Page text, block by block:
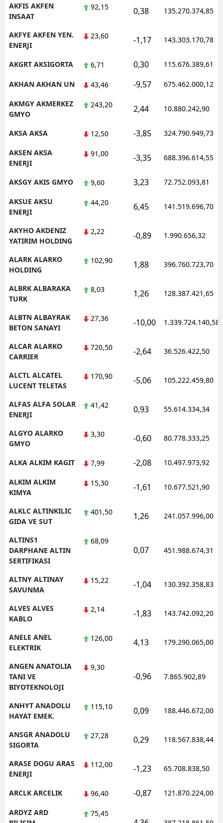
Nevşehir
Niğde
Ordu
Rize
Sinop
Sivas
Trabzon
Uşak
Zonguldak
Aksaray
Batman
Yalova
Karabük
Osmaniye
AKFIS AKFEN
INSAAT
92,15 0,38 135.270.374,85
AKFYE AKFEN YEN.
ENERJI
23,60 -1,17 143.303.170,78
AKGRT AKSIGORTA 6,71 0,30 115.676.389,61
AKHAN AKHAN UN 43,46 -9,57 675.462.000,12
AKMGY AKMERKEZ
GMYO
243,20 2,44 10.880.242,90
AKSA AKSA 12,50 -3,85 324.790.949,73
AKSEN AKSA
ENERJI
91,00 -3,35 688.396.614,55
AKSGY AKIS GMYO 9,60 3,23 72.752.093,81
AKSUE AKSU
ENERJI
44,20 6,45 141.519.696,70
AKYHO AKDENIZ
YATIRIM HOLDING
2,22 -0,89 1.990.656,32
ALARK ALARKO
HOLDING
102,90 1,88 396.760.723,70
ALBRK ALBARAKA
TURK
8,03 1,26 128.387.421,65
ALBTN ALBAYRAK
BETON SANAYI
27,36 -10,00 1.339.724.140,58
ALCAR ALARKO
CARRIER
720,50 -2,64 36.526.422,50
ALCTL ALCATEL
LUCENT TELETAS
170,90 -5,06 105.222.459,80
ALFAS ALFA SOLAR
ENERJI
41,42 0,93 55.614.334,34
ALGYO ALARKO
GMYO
3,30 -0,60 80.778.333,25
ALKA ALKIM KAGIT 7,99 -2,08 10.497.973,92
ALKIM ALKIM
KIMYA
15,30 -1,61 10.677.521,90
ALKLC ALTINKILIC
GIDA VE SUT
401,50 1,26 241.057.996,00
ALTINS1
DARPHANE ALTIN
SERTIFIKASI
68,09
0,07 451.988.674,31
ALTNY ALTINAY
SAVUNMA
15,22 -1,04 130.392.358,83
ALVES ALVES
KABLO
2,14 -1,83 143.742.092,20
ANELE ANEL
ELEKTRIK
126,00 4,13 179.290.065,00
ANGEN ANATOLIA
TANI VE
BIYOTEKNOLOJI
9,30
-0,96 7.865.902,89
ANHYT ANADOLU
HAYAT EMEK.
115,10 0,09 188.446.672,00
ANSGR ANADOLU
SIGORTA
27,28 0,29 118.567.838,44
ARASE DOGU ARAS
ENERJI
112,00 -1,23 65.708.838,50
ARCLK ARCELIK 96,40 -0,87 121.870.224,00
ARDYZ ARD
75,45